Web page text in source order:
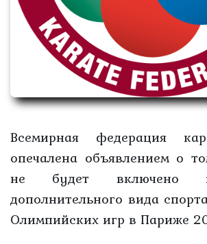
Всемирная федерация
опечалена объявлением о
не будет включено
дополнительного вида
Олимпийских игр в Париже